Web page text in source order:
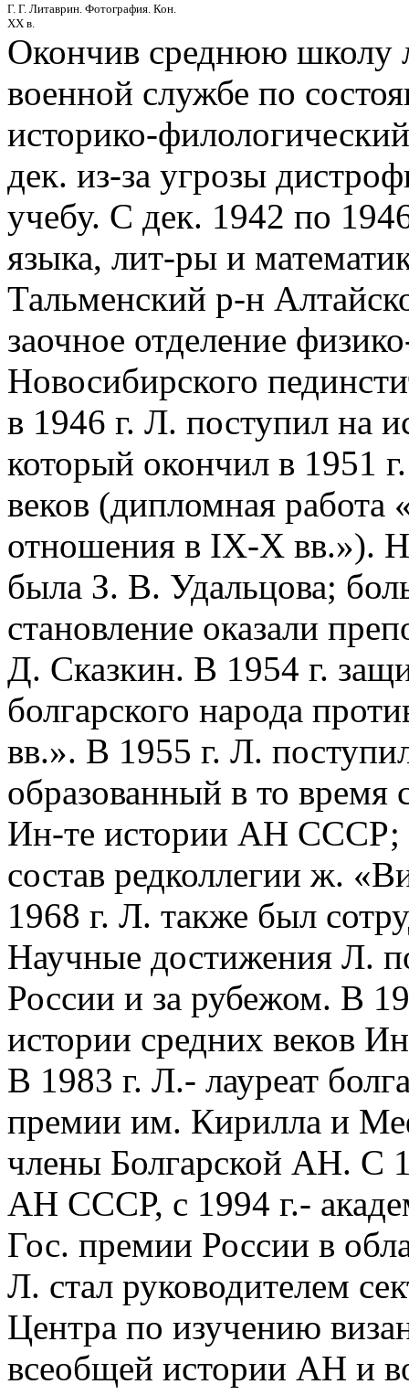
Г. Г. Литаврин. Фотография. Кон.
XX в.
Окончив среднюю школу
военной службе по
историко-
дек. из-за угрозы
учебу. С дек. 1942 по
языка, лит-ры и
Тальменский р-н
заочное отделение
Новосибирского
в 1946 г. Л. поступил на
который окончил в 1951
веков (дипломная работа
отношения в IX-X вв.»).
была З. В. Удальцова;
становление оказали
Д. Сказкин. В 1954 г.
болгарского народа
вв.». В 1955 г. Л.
образованный в то время
Ин-те истории АН СССР;
состав редколлегии ж.
1968 г. Л. также был
Научные достижения Л.
России и за рубежом. В
истории средних веков
В 1983 г. Л.- лауреат
премии им. Кирилла и
члены Болгарской АН. С
АН СССР, с 1994 г.-
Гос. премии России в
Л. стал руководителем
Центра по изучению
всеобщей истории АН и